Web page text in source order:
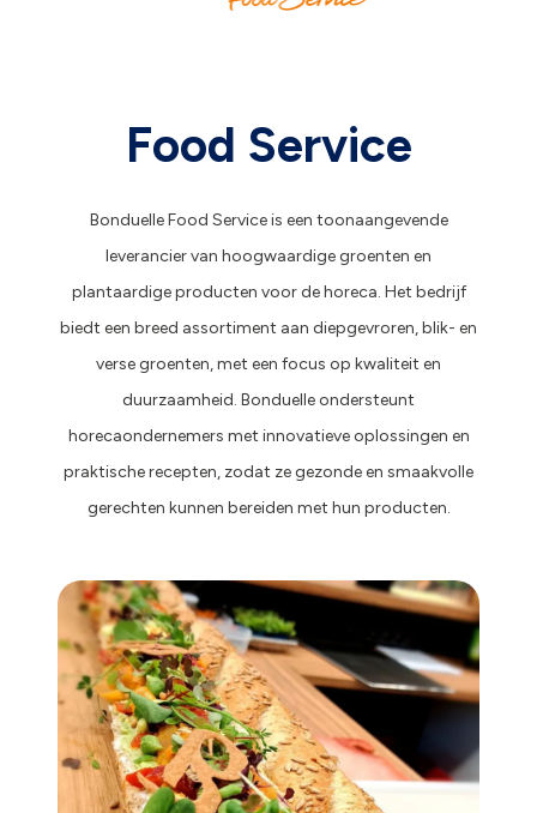
Food Service
Bonduelle Food Service is een toonaangevende
leverancier van hoogwaardige groenten en
plantaardige producten voor de horeca. Het bedrijf
biedt een breed assortiment aan diepgevroren, blik- en
verse groenten, met een focus op kwaliteit en
duurzaamheid. Bonduelle ondersteunt
horecaondernemers met innovatieve oplossingen en
praktische recepten, zodat ze gezonde en smaakvolle
gerechten kunnen bereiden met hun producten.